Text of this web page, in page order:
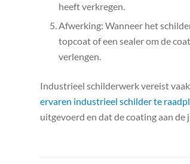
heeft verkregen.
Afwerking: Wanneer het
topcoat of een sealer om de
verlengen.
Industrieel schilderwerk vereist
ervaren industrieel schilder te
uitgevoerd en dat de coating aan